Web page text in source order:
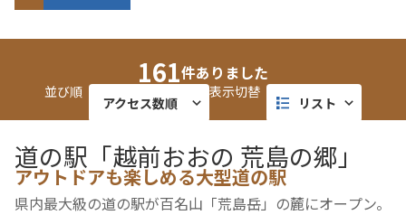
161件ありました
並び順
アクセス数順
近い順
更新順
表示切替
リスト
道の駅「越前おおの 荒島の郷」
アウトドアも楽しめる大型道の駅
県内最大級の道の駅が百名山「荒島岳」の麓にオープン。